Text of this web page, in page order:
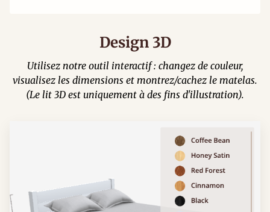
Design 3D
Utilisez notre outil interactif : changez de couleur,
visualisez les dimensions et montrez/cachez le matelas.
(Le lit 3D est uniquement à des fins d'illustration).